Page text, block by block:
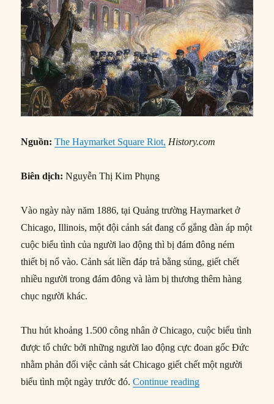
Nguồn: The Haymarket Square Riot, History.com
Biên dịch: Nguyễn Thị Kim Phụng
Vào ngày này năm 1886, tại Quảng trường Haymarket ở
Chicago, Illinois, một đội cảnh sát đang cố gắng đàn áp một
cuộc biểu tình của người lao động thì bị đám đông ném
thiết bị nổ vào. Cảnh sát liền đáp trả bằng súng, giết chết
nhiều người trong đám đông và làm bị thương thêm hàng
chục người khác.
Thu hút khoảng 1.500 công nhân ở Chicago, cuộc biểu tình
được tổ chức bởi những người lao động cực đoan gốc Đức
nhằm phản đối việc cảnh sát Chicago giết chết một người
biểu tình một ngày trước đó.Continue reading“04/05/1886: Bạo